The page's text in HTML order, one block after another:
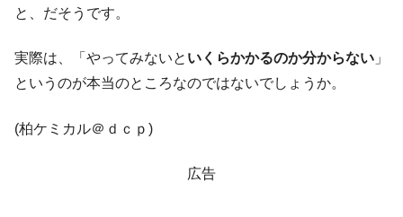
Fact1 奇跡の毛色「白毛馬」とは？
Fact1
全て勝つといくら？ 競馬GI競走で勝利騎手がもら
発表から2日で大崩壊、鳴かず飛ばずに終わりそう
と、だそうです。
実際は、「やってみないと いくらかかるのか分からない 」
というのが本当のところなのではないでしょうか。
(柏ケミカル＠ｄｃｐ)
広告